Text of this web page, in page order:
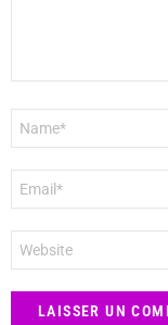
mail
*
web